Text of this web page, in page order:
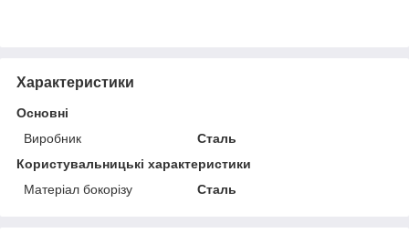
Характеристики
Основні
Виробник
Сталь
Користувальницькі характеристики
Матеріал бокорізу
Сталь